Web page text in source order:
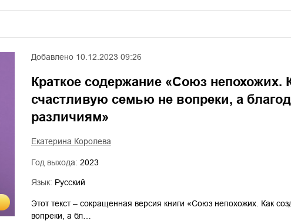
Добавлено 10.12.2023 09:26
Краткое содержание «Союз непохожих.
счастливую семью не вопреки, а
различиям»
Екатерина Королева
Год выхода: 2023
Язык: Русский
Этот текст – сокращенная версия книги «Союз непохожих. Как
вопреки, а бл…